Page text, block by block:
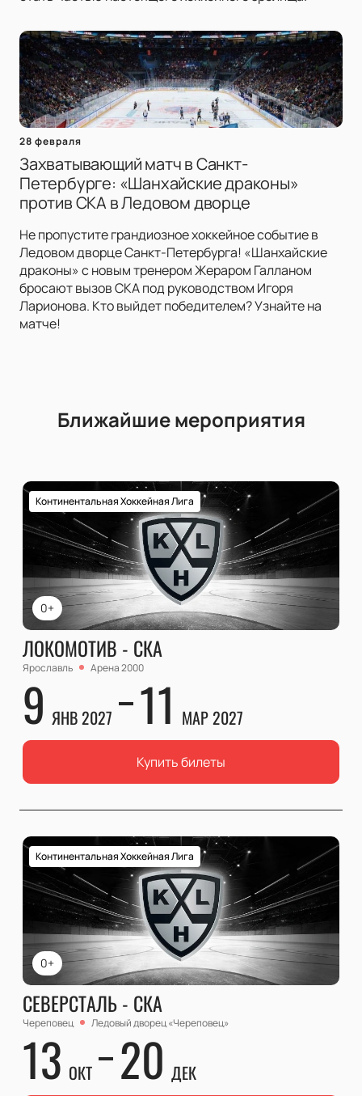
28 февраля
Захватывающий матч в Санкт-
Петербурге: «Шанхайские драконы»
против СКА в Ледовом дворце
Не пропустите грандиозное хоккейное событие в
Ледовом дворце Санкт-Петербурга! «Шанхайские
драконы» с новым тренером Жераром Галланом
бросают вызов СКА под руководством Игоря
Ларионова. Кто выйдет победителем? Узнайте на
матче!
Ближайшие мероприятия
0+
Континентальная Хоккейная Лига
ЛОКОМОТИВ - СКА
Ярославль Арена 2000
9 ЯНВ 2027 11 МАР 2027
Купить билеты
0+
Континентальная Хоккейная Лига
СЕВЕРСТАЛЬ - СКА
Череповец Ледовый дворец «Череповец»
13 ОКТ 20 ДЕК